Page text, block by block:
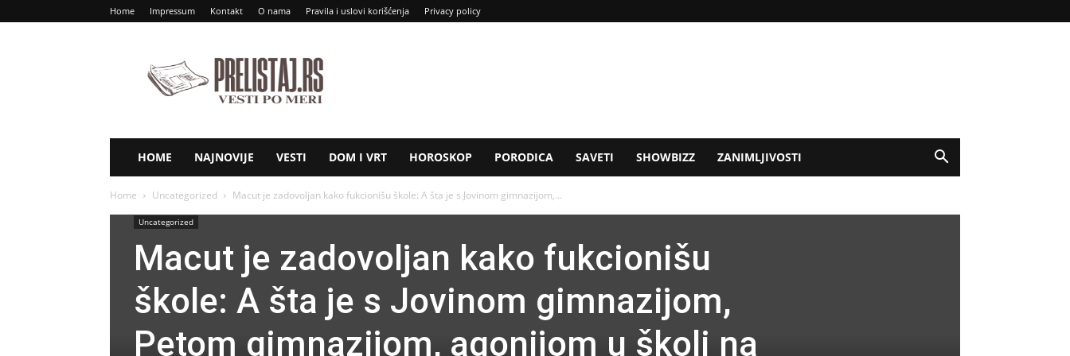
Home Impressum Kontakt O nama Pravila i uslovi korišćenja Privacy policy
RS
HOME NAJNOVIJE VESTI DOM I VRT HOROSKOP PORODICA SAVETI SHOWBIZZ ZANIMLJIVOSTI
Home Uncategorized Macut je zadovoljan kako fukcionišu škole: A šta je s Jovinom gimnazijom,...
Uncategorized
Macut je zadovoljan kako fukcionišu
škole: A šta je s Jovinom gimnazijom,
Petom gimnazijom, agonijom u školi na